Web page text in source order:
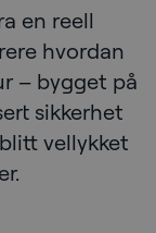
en reell
hvordan
– bygget på
sikkerhet
vellykket